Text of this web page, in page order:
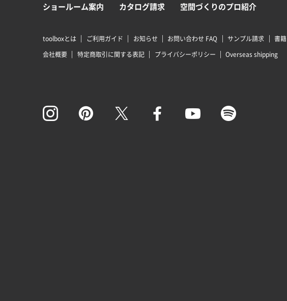
ショールーム案内 カタログ請求 空間づくりのプロ紹介
toolboxとは ご利用ガイド お知らせ お問い合わせ FAQ サンプル請求 書籍
会社概要
特定商取引に関する表記 プライバシーポリシー Overseas shipping